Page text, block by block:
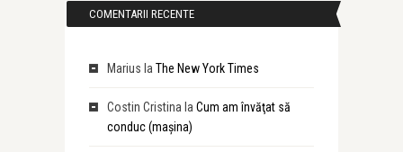
COMENTARII RECENTE
Marius la The New York Times
Costin Cristina la Cum am învăţat să
conduc (maşina)